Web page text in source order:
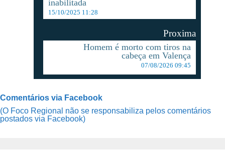
inabilitada
15/10/2025 11:28
Proxima
Homem é morto com tiros na
cabeça em Valença
07/08/2026 09:45
Comentários via Facebook
(O Foco Regional não se responsabiliza pelos comentários
postados via Facebook)